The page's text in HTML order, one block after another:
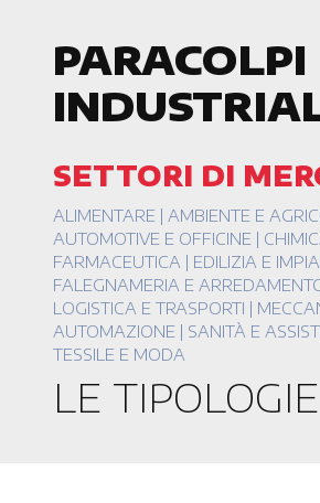
PARACOLPI
SETTORI DI
ALIMENTARE | AMBIENTE E
AUTOMOTIVE E OFFICINE |
FARMACEUTICA | EDILIZIA E
FALEGNAMERIA E
LOGISTICA E TRASPORTI |
AUTOMAZIONE | SANITÀ E
TESSILE E MODA
LE TIPOLOGIE